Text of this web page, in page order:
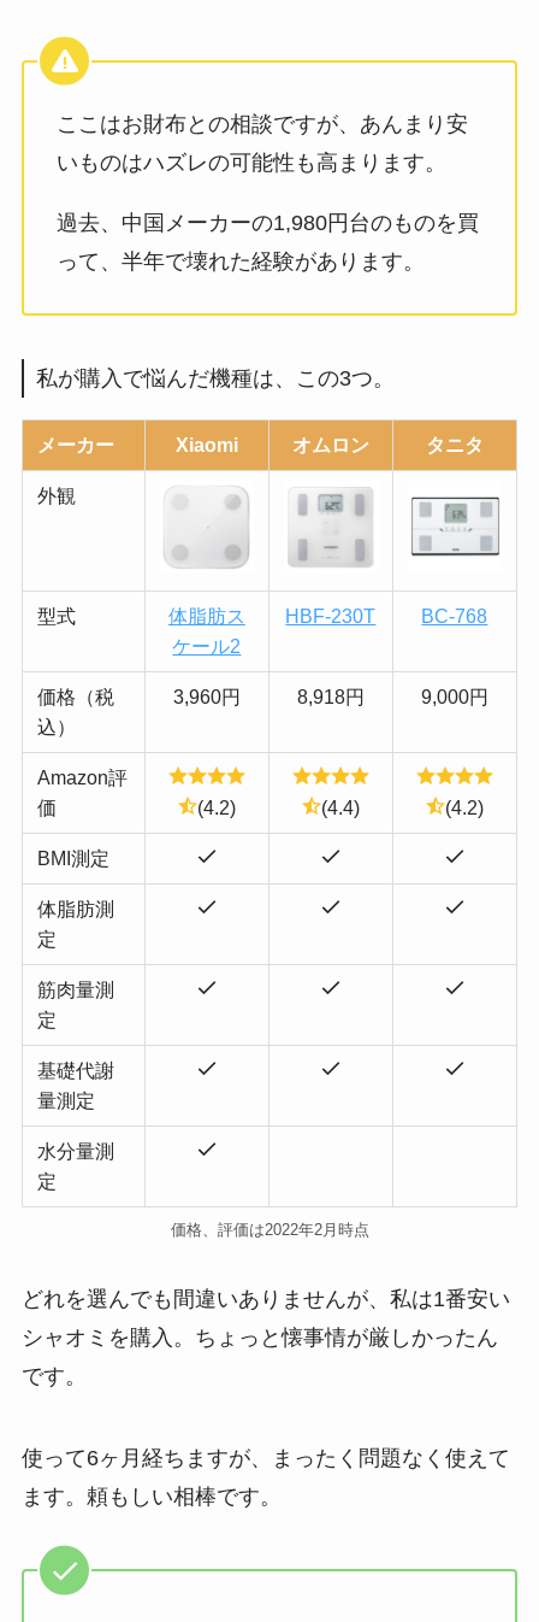
ここはお財布との相談ですが、あんまり安
いものはハズレの可能性も高まります。
過去、中国メーカーの1,980円台のものを買
って、半年で壊れた経験があります。
私が購入で悩んだ機種は、この3つ。
メーカー Xiaomi オムロン タニタ
外観
型式
体脂肪ス
ケール2
HBF-230T BC-768
価格（税
込）
3,960円 8,918円 9,000円
Amazon評
価
(4.2) (4.4) (4.2)
BMI測定
体脂肪測
定
筋肉量測
定
基礎代謝
量測定
水分量測
定
価格、評価は2022年2月時点
どれを選んでも間違いありませんが、私は1番安い
シャオミを購入。ちょっと懐事情が厳しかったん
です。
使って6ヶ月経ちますが、まったく問題なく使えて
ます。頼もしい相棒です。